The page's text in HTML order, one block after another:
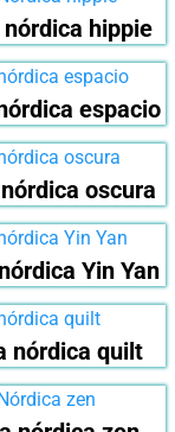
nórdica hippie
espacio
oscura
Yin Yan
nórdica quilt